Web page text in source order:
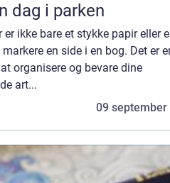
dag i parken
ikke bare et stykke papir eller
en side i en bog. Det er
organisere og bevare dine
art...
09 september